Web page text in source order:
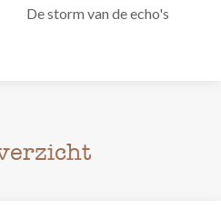
De storm van de echo's